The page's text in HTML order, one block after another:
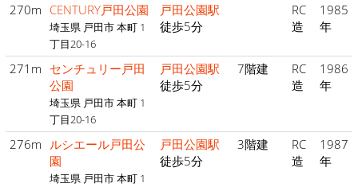
270m CENTURY戸田公園
埼玉県 戸田市 本町 1
丁目20-16
戸田公園駅
徒歩5分
RC
造
1985
年
271m センチュリー戸田
公園
埼玉県 戸田市 本町 1
丁目20-16
戸田公園駅
徒歩5分
7階建
RC
造
1986
年
276m ルシエール戸田公
園
埼玉県 戸田市 本町 1
戸田公園駅
徒歩5分
3階建
RC
造
1987
年